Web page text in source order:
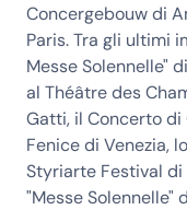
Concergebouw di
Paris. Tra gli ultimi
Messe Solennelle"
al Théâtre des
Gatti, il Concerto di
Fenice di Venezia,
Styriarte Festival di
"Messe Solennelle"